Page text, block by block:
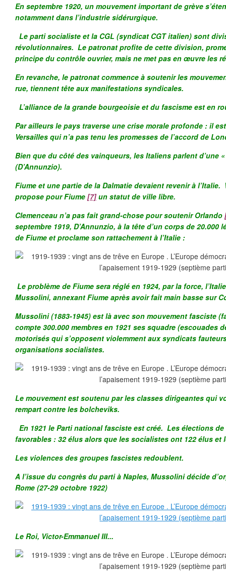
En septembre 1920, un mouvement important de grève
notamment dans l’industrie sidérurgique.
Le parti socialiste et la CGL (syndicat CGT italien) sont
révolutionnaires. Le patronat profite de cette division,
principe du contrôle ouvrier, mais ne met pas en œuvre les
En revanche, le patronat commence à soutenir les
rue, tiennent tête aux manifestations syndicales.
L’alliance de la grande bourgeoisie et du fascisme est en
Par ailleurs le pays traverse une crise morale profonde : il
Versailles qui n’a pas tenu les promesses de l’accord de
Bien que du côté des vainqueurs, les Italiens parlent d’une
(D’Annunzio).
Fiume et une partie de la Dalmatie devaient revenir à
propose pour Fiume [7] un statut de ville libre.
Clemenceau n’a pas fait grand-chose pour soutenir Orlando
septembre 1919, D’Annunzio, à la tête d’un corps de
de Fiume et proclame son rattachement à l’Italie :
Le problème de Fiume sera réglé en 1924, par la force,
Mussolini, annexant Fiume après avoir fait main basse sur
Mussolini (1883-1945) est là avec son mouvement fasciste
compte 300.000 membres en 1921 ses squadre (escouades
motorisés qui s’opposent violemment aux syndicats
organisations socialistes.
Le mouvement est soutenu par les classes dirigeantes qui
rempart contre les bolcheviks.
En 1921 le Parti national fasciste est créé. Les élections
favorables : 32 élus alors que les socialistes ont 122 élus et
Les violences des groupes fascistes redoublent.
A l’issue du congrès du parti à Naples, Mussolini décide
Rome (27-29 octobre 1922)
Le Roi, Victor-Emmanuel III...